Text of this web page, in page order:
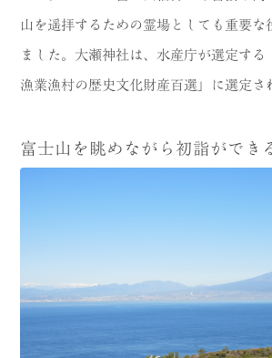
山を遥拝するための霊場としても重要な
ました。大瀬神社は、水産庁が選定する
漁業漁村の歴史文化財産百選」に選定さ
富士山を眺めながら初詣ができ